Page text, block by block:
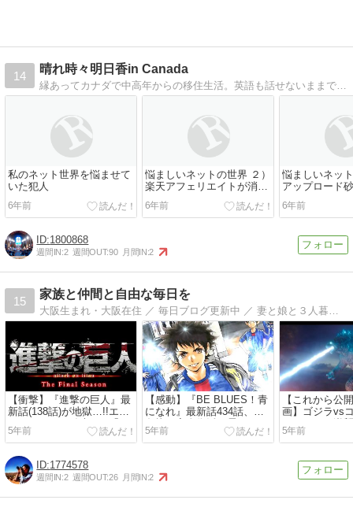
14
晴れ時々明日香in Canada
縁あってカナダで中高年からの移住生活。英語も話せないままでスタートしたけど、なんとかやってます。中高年が移住したらどうなるか、主婦目線で書いてます。
私のネット世界を悩ませて
いた犯人
6年前
悩ましいネットの世界 ２）
楽天アフェリエイトが消え
た
6年前
悩ましいネッ
アップロード
6年前
1800868
週間IN:2 週間OUT:90 月間IN:2
15
家族と仲間と自由な毎日を
【衝撃】『進撃の巨人』最
新話(138話)が地獄…!!エレ
ンとミカサの結末は!?「い
ってらっしゃい」は考察不
意】
5年前
【感動】『BE BLUES！青
になれ』最新話434話、一
条龍の完全復活に震えた。
青梅兄弟と一緒に号泣…
意】
5年前
【これから公
画】ゴジラvs
イライン－逆
ジーズ 42日後
5年前
1774578
週間IN:2 週間OUT:26 月間IN:2